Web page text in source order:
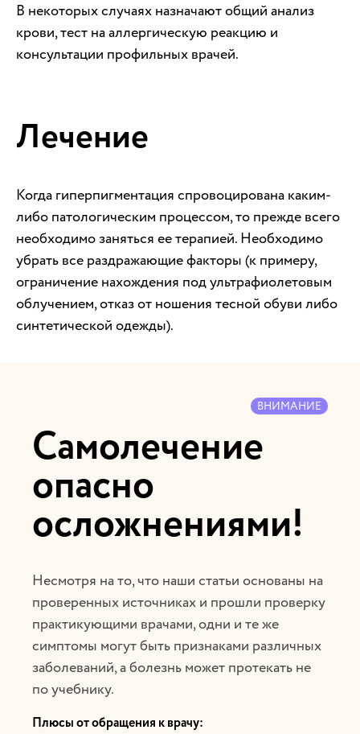
В некоторых случаях назначают общий анализ
крови, тест на аллергическую реакцию и
консультации профильных врачей.
Лечение
Когда гиперпигментация спровоцирована каким-
либо патологическим процессом, то прежде всего
необходимо заняться ее терапией. Необходимо
убрать все раздражающие факторы (к примеру,
ограничение нахождения под ультрафиолетовым
облучением, отказ от ношения тесной обуви либо
синтетической одежды).
Самолечение
опасно
осложнениями!
ВНИМАНИЕ
Несмотря на то, что наши статьи основаны на
проверенных источниках и прошли проверку
практикующими врачами, одни и те же
симптомы могут быть признаками различных
заболеваний, а болезнь может протекать не
по учебнику.
Плюсы от обращения к врачу: